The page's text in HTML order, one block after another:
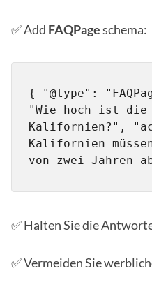
✅ Add FAQPageschema:
{ "@type":
"Wie hoch ist die
Kalifornien?",
Kalifornien
von zwei Jahren
✅ Halten Sie die
✅ Vermeiden Sie